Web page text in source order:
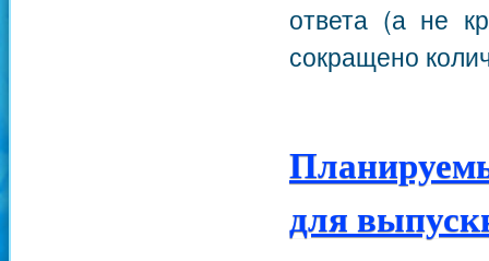
ответа (а не
сокращено
для